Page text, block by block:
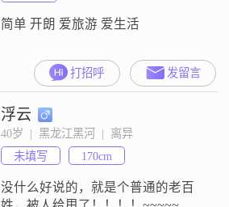
简单 开朗 爱旅游 爱生活
打招呼 发留言
浮云
40岁  |  黑龙江黑河  |  离异
未填写
170cm
没什么好说的，就是个普通的老百